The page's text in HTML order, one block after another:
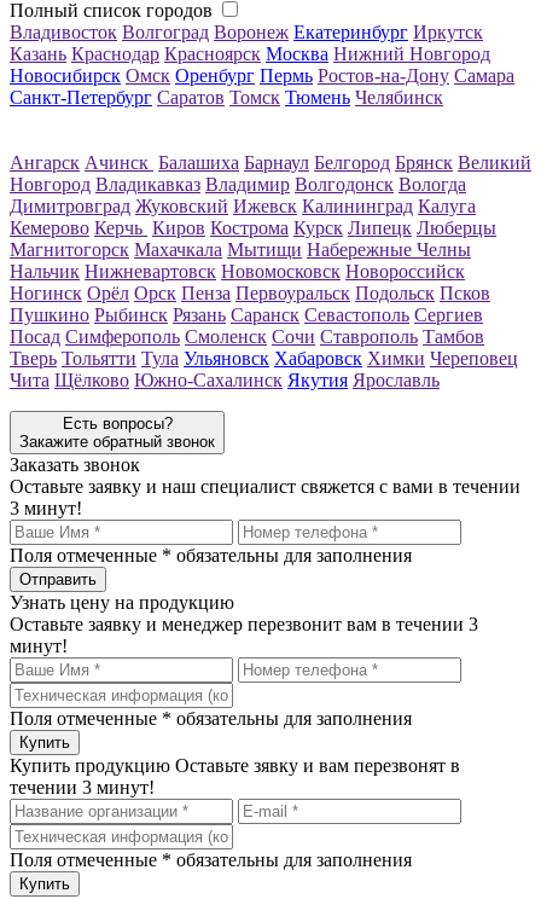
Полный список городов
Владивосток Волгоград Воронеж Екатеринбург Иркутск
Казань Краснодар Красноярск Москва Нижний Новгород
Новосибирск Омск Оренбург Пермь Ростов-на-Дону Самара
Санкт-Петербург Саратов Томск Тюмень Челябинск
Ангарск Ачинск Балашиха Барнаул Белгород Брянск Великий
Новгород Владикавказ Владимир Волгодонск Вологда
Димитровград Жуковский Ижевск Калининград Калуга
Кемерово Керчь Киров Кострома Курск Липецк Люберцы
Магнитогорск Махачкала Мытищи Набережные Челны
Нальчик Нижневартовск Новомосковск Новороссийск
Ногинск Орёл Орск Пенза Первоуральск Подольск Псков
Пушкино Рыбинск Рязань Саранск Севастополь Сергиев
Посад Симферополь Смоленск Сочи Ставрополь Тамбов
Тверь Тольятти Тула Ульяновск Хабаровск Химки Череповец
Чита Щёлково Южно-Сахалинск Якутия Ярославль
Есть вопросы?
Закажите обратный звонок
Заказать звонок
Оставьте заявку и наш специалист свяжется с вами в течении
3 минут!
Поля отмеченные * обязательны для заполнения
Узнать цену на продукцию
Оставьте заявку и менеджер перезвонит вам в течении 3
минут!
Поля отмеченные * обязательны для заполнения
Купить продукцию Оставьте зявку и вам перезвонят в
течении 3 минут!
Поля отмеченные * обязательны для заполнения